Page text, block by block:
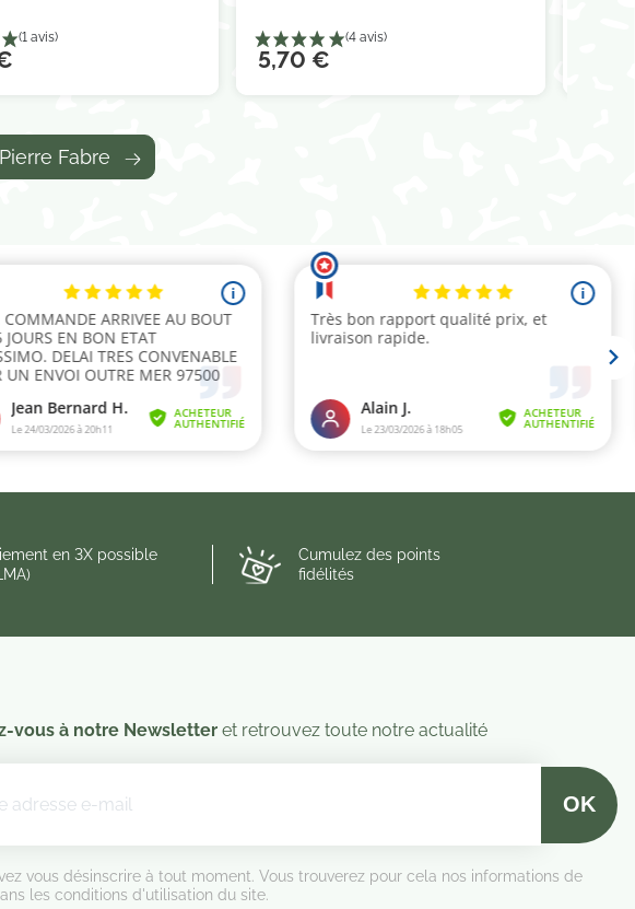
5,70 €
Fabre
en 3X possible
Cumulez des points
fidélités
vous à notre Newsletter et retrouvez toute notre actualité
vous désinscrire à tout moment. Vous trouverez pour cela nos informations de
les conditions d'utilisation du site.